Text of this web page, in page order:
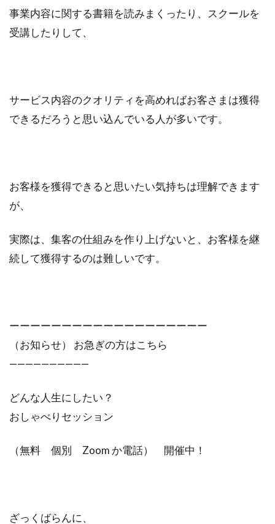
事業内容に関する書籍を読みまくったり、スクールを
受講したりして、
サービス内容のクオリティを高めればお客さまは獲得
できるだろうと思い込んでいる人が多いです。
お客様を獲得できると思いたい気持ちは理解できます
が、
実際は、集客の仕組みを作り上げないと、お客様を継
続して獲得するのは難しいです。
ーーーーーーーーーーーーーーーーーーー
（お知らせ） お急ぎの方はこちら
——————————
どんな人生にしたい？
おしゃべりセッション
（無料 個別 Zoom か電話） 開催中！
ざっくばらんに、